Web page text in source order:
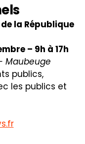
la République
– 9h à 17h
Maubeuge
publics,
les publics et